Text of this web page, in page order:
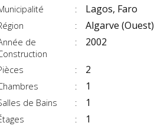
Lagos, Faro
Algarve (Ouest)
de
2002
2
1
de Bains 1
1